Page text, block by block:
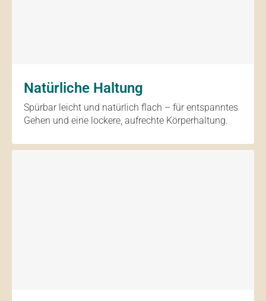
Natürliche Haltung
Spürbar leicht und natürlich flach – für entspanntes
Gehen und eine lockere, aufrechte Körperhaltung.